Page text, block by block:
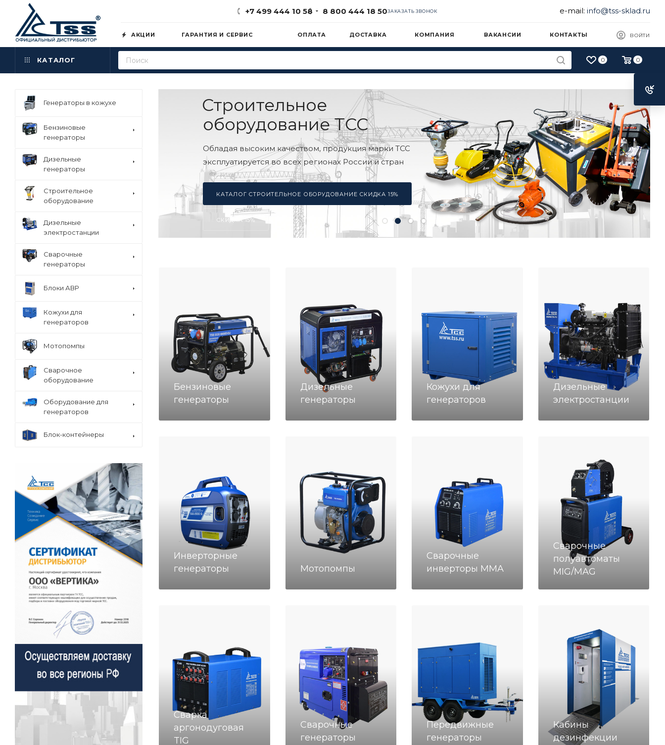
+7 499 444 10 58 8 800 444 18 50ЗАКАЗАТЬ ЗВОНОК e-mail: info@tss-sklad.ru
АКЦИИ ГАРАНТИЯ И СЕРВИС ОПЛАТА ДОСТАВКА КОМПАНИЯ ВАКАНСИИ КОНТАКТЫ ВОЙТИ
КАТАЛОГ 0 0
ТСС
России и стран
СКИДКА 15%
Инверторные
бензиновые
генераторы ТСС
Инверторный генератор ТСС - безотказный
помощник - на даче, в походе, на рыбалке, в
гараже и других местах.
ИНВЕРТОРНЫЕ ГЕНЕРАТОРЫ КАТАЛОГ
Бензиновые
генераторы
Дизельные
генераторы
Кожухи для
генераторов
Дизельные
электростанции
Инверторные
генераторы
Мотопомпы
Сварочные
инверторы MMA
Сварочные
полуавтоматы
MIG/MAG
Сварка
аргонодуговая
TIG
Сварочные
генераторы
Передвижные
генераторы
Кабины
дезинфекции
Генераторы в кожухе
Бензиновые
генераторы
Дизельные
генераторы
Строительное
оборудование
Дизельные
электростанции
Сварочные
генераторы
Блоки АВР
Кожухи для
генераторов
Мотопомпы
Сварочное
оборудование
Оборудование для
генераторов
Блок-контейнеры